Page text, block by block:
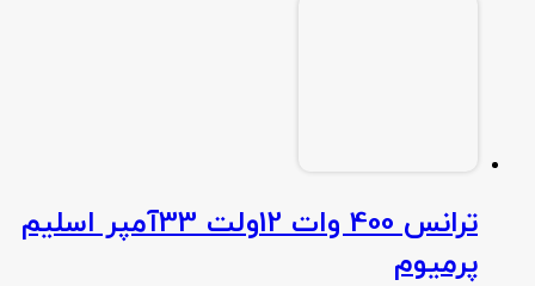
ترانس 400 وات 12ولت 33آمپر اسلیم
پرمیوم